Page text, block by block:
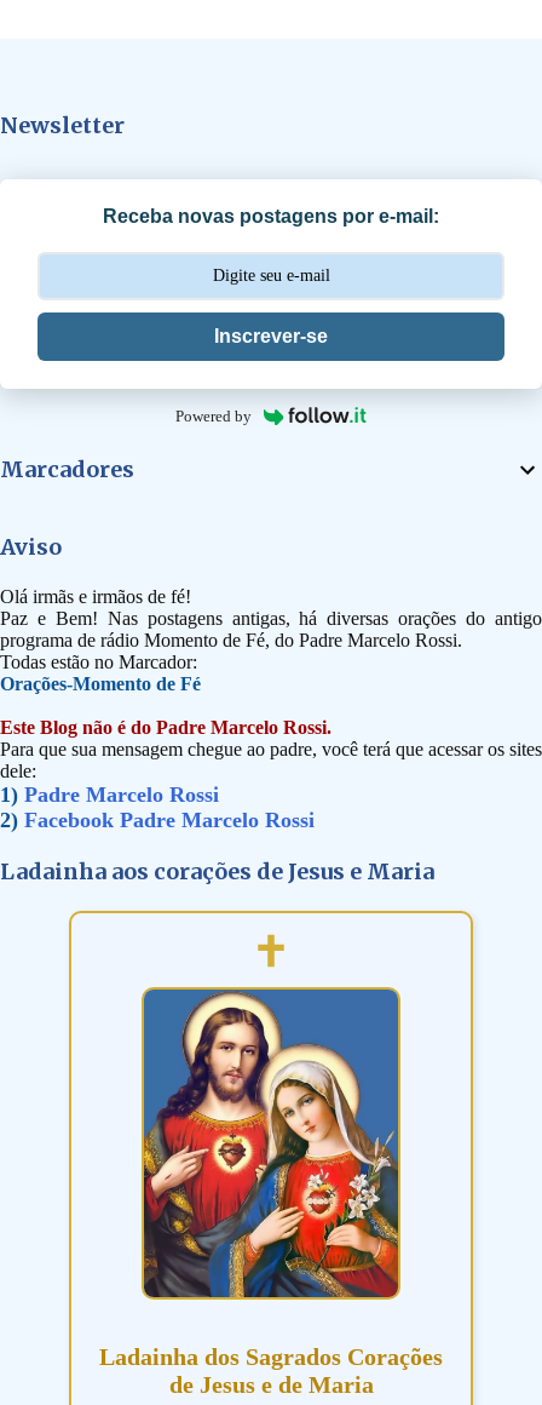
á
s
Newsletter
Receba novas postagens por e-mail:
Inscrever-se
Powered by
Marcadores
Aviso
Olá irmãs e irmãos de fé!
Paz e Bem! Nas postagens antigas, há diversas orações do antigo
programa de rádio Momento de Fé, do Padre Marcelo Rossi.
Todas estão no Marcador:
Orações-Momento de Fé
Este Blog não é do Padre Marcelo Rossi.
Para que sua mensagem chegue ao padre, você terá que acessar os sites
dele:
1) Padre Marcelo Rossi
2) Facebook Padre Marcelo Rossi
Ladainha aos corações de Jesus e Maria
Ladainha dos Sagrados Corações
de Jesus e de Maria